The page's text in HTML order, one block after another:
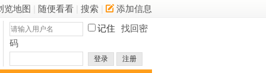
览地图 随便看看 搜索 添加信息
记住
找回密
码
登录 注册